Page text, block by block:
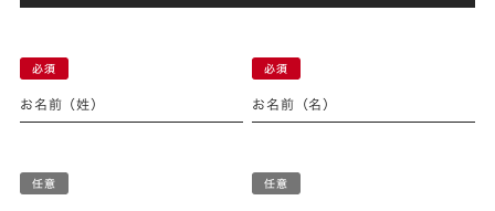
お名前（姓） お名前（名）